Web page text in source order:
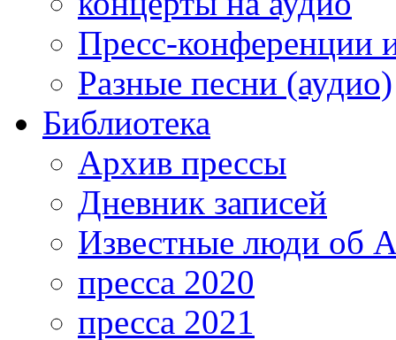
Пресс-конференции
Разные песни (аудио)
Библиотека
Архив прессы
Дневник записей
Известные люди об
пресса 2020
пресса 2021